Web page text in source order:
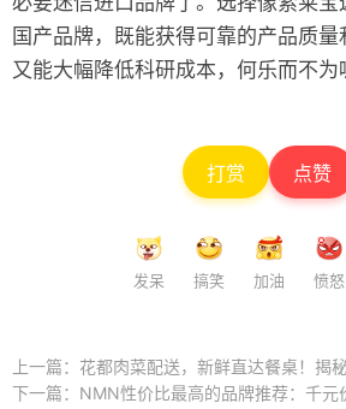
国产品牌，既能获得可靠的产品质量
又能大幅降低科研成本，何乐而不为
打赏 点赞
发呆 搞笑 加油 愤怒
上一篇： 花都肉菜配送，新鲜直达餐桌！揭
下一篇： NMN性价比最高的品牌推荐：千元价